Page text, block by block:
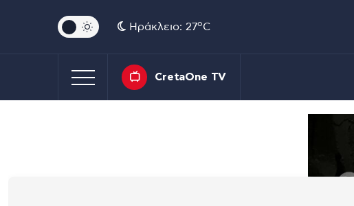
Ηράκλειο: 27oC
CretaOne TV